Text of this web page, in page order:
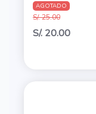
AGOTADO
S/. 25.00
S/. 20.00